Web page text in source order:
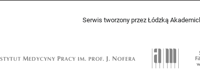
Serwis tworzony przez Łódzką